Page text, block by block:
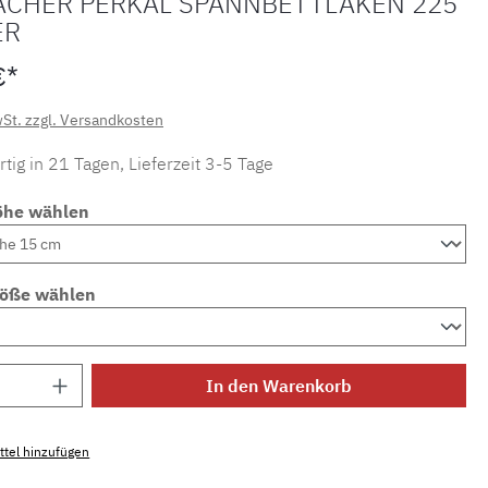
zzgl. Versandkosten
in 21 Tagen, Lieferzeit 3-5 Tage
wählen
wählen
Anzahl: Gib den gewünschten Wert ein
In den Warenkorb
hinzufügen